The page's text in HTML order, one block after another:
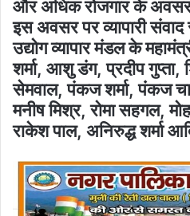
और अधिक रोजगार के अवसर
इस अवसर पर व्यापारी
उद्योग व्यापार मंडल के
शर्मा, आशु डंग, प्रदीप
सेमवाल, पंकज शर्मा, पंकज
मनीष मिश्र, रोमा सहगल,
राकेश पाल, अनिरुद्ध शर्मा